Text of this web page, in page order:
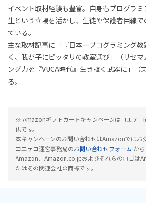
イベント取材経験も豊富。自身もプログラ
生という立場を活かし、生徒や保護者目線
ている。
主な取材記事に「『日本一プログラミング
く、我が子にピッタリの教室選び」（リセ
ング力を『VUCA時代』生き抜く武器に」（
る。
※ Amazonギフトカードキャンペーンはコエテコ
供です。
本キャンペーンのお問い合わせはAmazonではお
コエテコ運営事務局のお問い合わせフォーム か
Amazon、Amazon.co.jpおよびそれらのロゴは
たはその関連会社の商標です。